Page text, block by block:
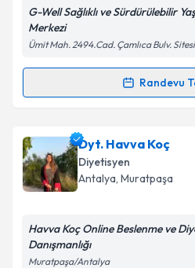
Metni'ni okudum ve
kapsamda işlenmesini
G-Well Sağlıklı ve Sürdürülebilir
Merkezi
Ümit Mah. 2494.Cad. Çamlıca Bulv.
Randevu
Randevu Takvimi
Dyt. Buse Coşkun için
oluşturun. Size bu uzmandan
takvim hazırlandığında e-
Dyt. Havva Koç
Diyetisyen
Antalya, Muratpaşa
Havva Koç Online Beslenme ve
Danışmanlığı
Muratpaşa/Antalya